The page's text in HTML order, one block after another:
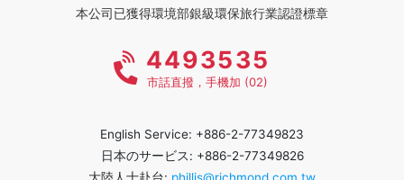
本公司已獲得環境部銀級環保旅行業認證標章
4493535
市話直撥，手機加 (02)
English Service: +886-2-77349823
日本のサービス: +886-2-77349826